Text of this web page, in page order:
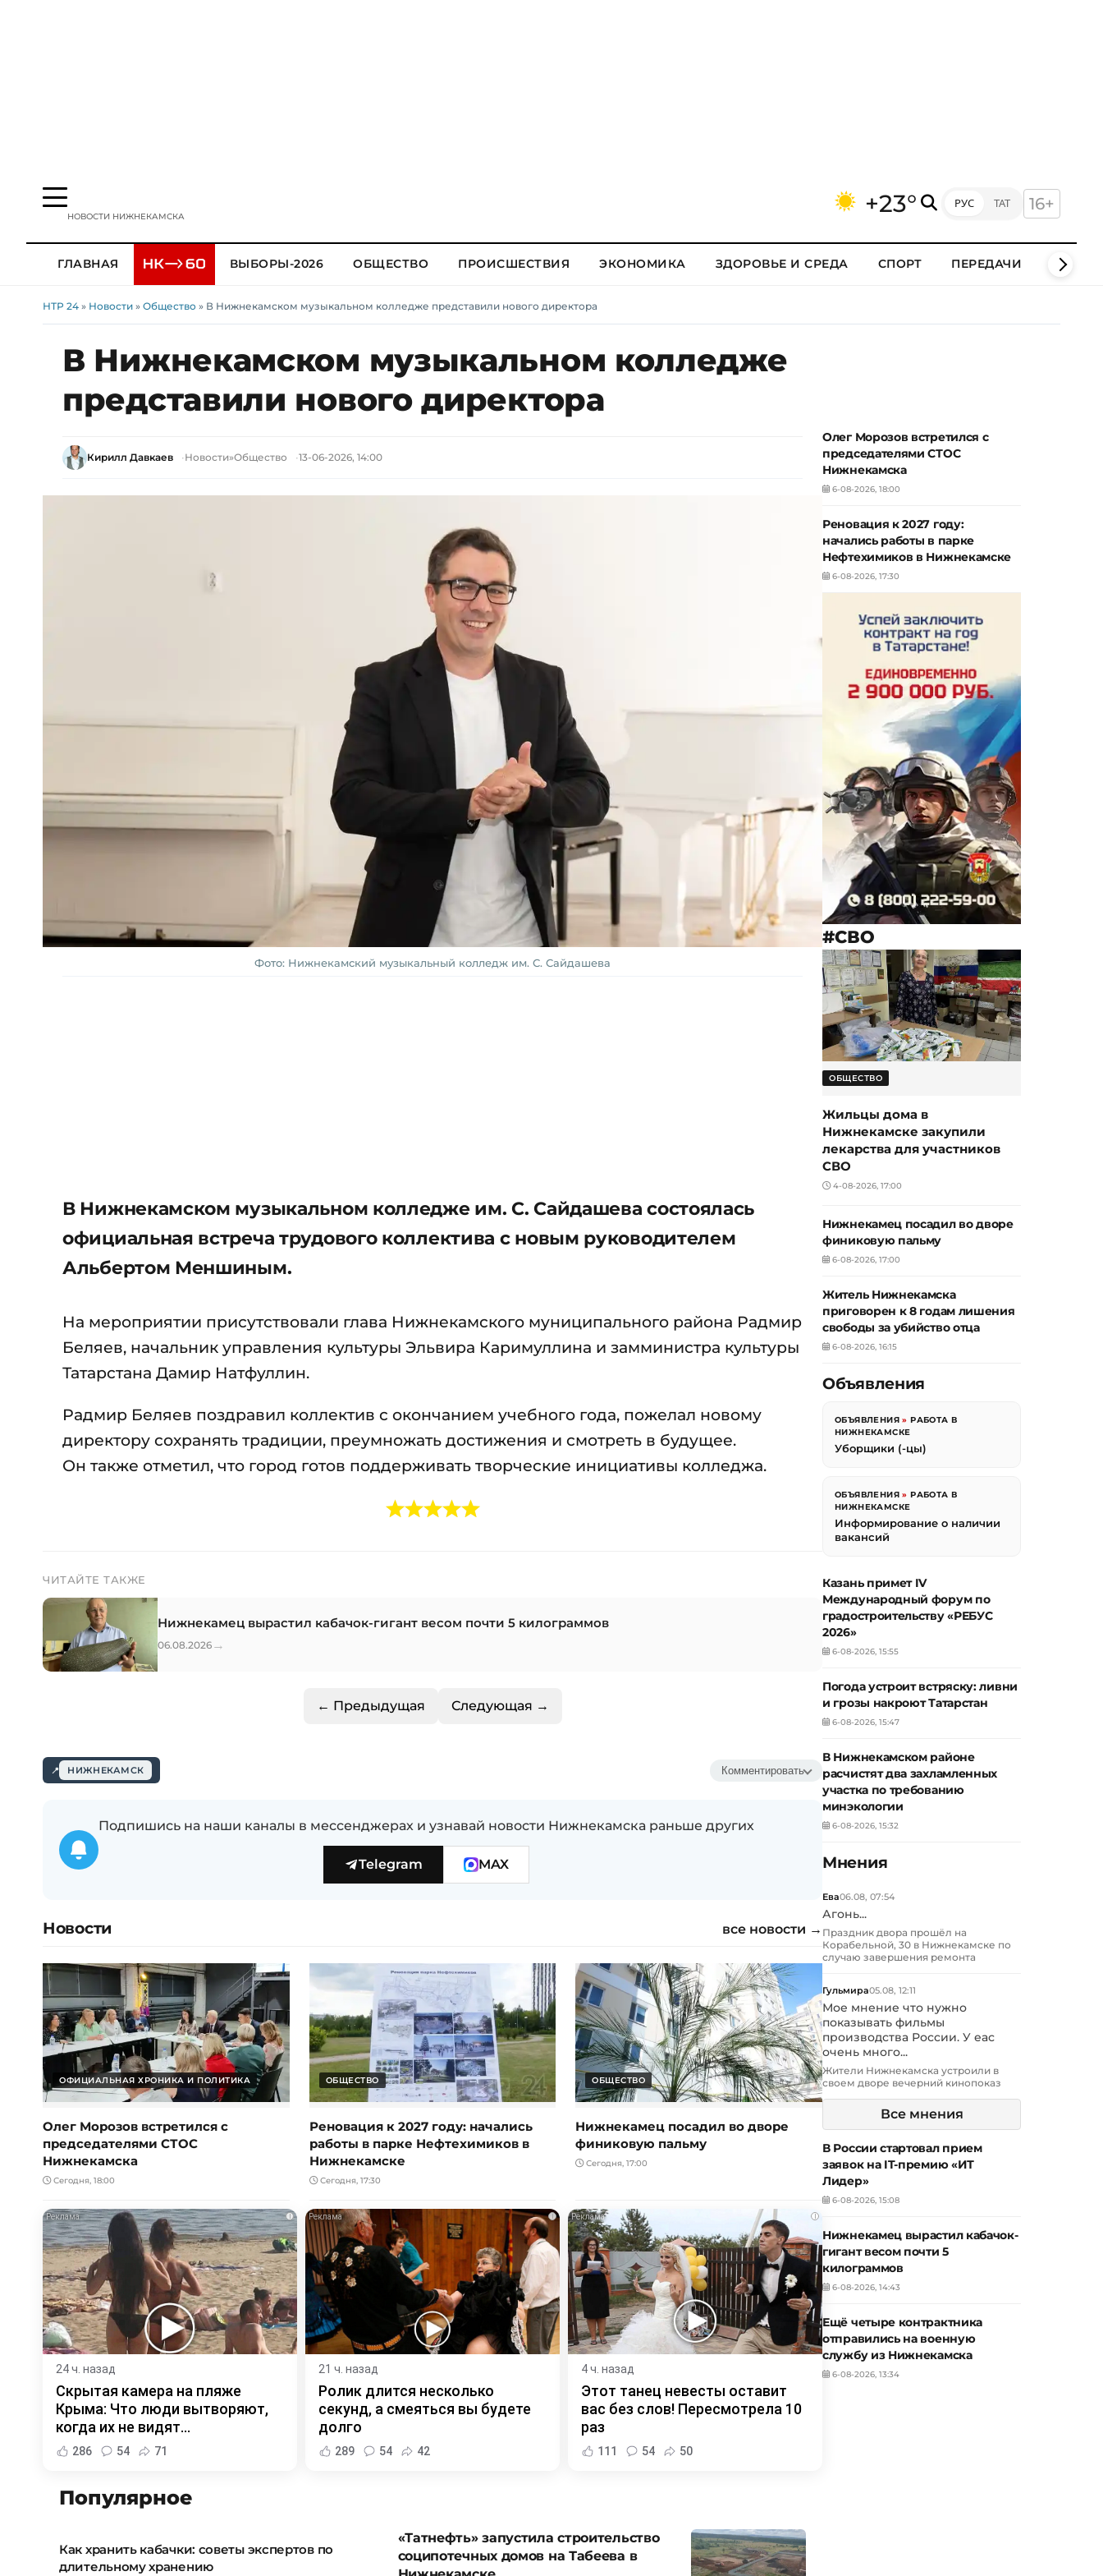
НОВОСТИ НИЖНЕКАМСКА +23° РУС ТАТ 16+
ГЛАВНАЯ ВЫБОРЫ-2026 ОБЩЕСТВО ПРОИСШЕСТВИЯ ЭКОНОМИКА ЗДОРОВЬЕ И СРЕДА СПОРТ ПЕРЕДАЧИ КЛИПЫ
НТР 24 » Новости » Общество » В Нижнекамском музыкальном колледже представили нового директора
В Нижнекамском музыкальном колледже
представили нового директора
Кирилл Давкаев Новости»Общество 13-06-2026, 14:00
Фото: Нижнекамский музыкальный колледж им. С. Сайдашева
В Нижнекамском музыкальном колледже им. С. Сайдашева состоялась
официальная встреча трудового коллектива с новым руководителем
Альбертом Меншиным.
На мероприятии присутствовали глава Нижнекамского муниципального района Радмир
Беляев, начальник управления культуры Эльвира Каримуллина и замминистра культуры
Татарстана Дамир Натфуллин.
Радмир Беляев поздравил коллектив с окончанием учебного года, пожелал новому
директору сохранять традиции, преумножать достижения и смотреть в будущее.
Он также отметил, что город готов поддерживать творческие инициативы колледжа.
ЧИТАЙТЕ ТАКЖЕ
Нижнекамец вырастил кабачок-гигант весом почти 5 килограммов
06.08.2026 →
← Предыдущая Следующая →
НИЖНЕКАМСК Комментировать
Подпишись на наши каналы в мессенджерах и узнавай новости Нижнекамска раньше других
Telegram MAX
Новости все новости →
ОФИЦИАЛЬНАЯ ХРОНИКА И ПОЛИТИКА
Олег Морозов встретился с
председателями СТОС
Нижнекамска
Сегодня, 18:00
ОБЩЕСТВО
Реновация к 2027 году: начались
работы в парке Нефтехимиков в
Нижнекамске
Сегодня, 17:30
ОБЩЕСТВО
Нижнекамец посадил во дворе
финиковую пальму
Сегодня, 17:00
i
24 ч. назад
Скрытая камера на пляже
Крыма: Что люди вытворяют,
когда их не видят...
286 54 71
i
21 ч. назад
Ролик длится несколько
секунд, а смеяться вы будете
долго
289 54 42
i
4 ч. назад
Этот танец невесты оставит
вас без слов! Пересмотрела 10
раз
111 54 50
Популярное
Как хранить кабачки: советы экспертов по
длительному хранению
«Татнефть» запустила строительство
соципотечных домов на Табеева в
Олег Морозов встретился с
председателями СТОС
Нижнекамска
6-08-2026, 18:00
Реновация к 2027 году:
начались работы в парке
Нефтехимиков в Нижнекамске
6-08-2026, 17:30
#СВО
ОБЩЕСТВО
Жильцы дома в
Нижнекамске закупили
лекарства для участников
СВО
4-08-2026, 17:00
Нижнекамец посадил во дворе
финиковую пальму
6-08-2026, 17:00
Житель Нижнекамска
приговорен к 8 годам лишения
свободы за убийство отца
6-08-2026, 16:15
Объявления
ОБЪЯВЛЕНИЯ »РАБОТА В
НИЖНЕКАМСКЕ
Уборщики (-цы)
ОБЪЯВЛЕНИЯ »РАБОТА В
НИЖНЕКАМСКЕ
Информирование о наличии
вакансий
Казань примет IV
Международный форум по
градостроительству «РЕБУС
2026»
6-08-2026, 15:55
Погода устроит встряску: ливни
и грозы накроют Татарстан
6-08-2026, 15:47
В Нижнекамском районе
расчистят два захламленных
участка по требованию
минэкологии
6-08-2026, 15:32
Мнения
Ева06.08, 07:54
Агонь...
Праздник двора прошёл на
Корабельной, 30 в Нижнекамске по
случаю завершения ремонта
Гульмира05.08, 12:11
Мое мнение что нужно
показывать фильмы
производства России. У еас
очень много...
Жители Нижнекамска устроили в
своем дворе вечерний кинопоказ
Все мнения
В России стартовал прием
заявок на IT-премию «ИТ
Лидер»
6-08-2026, 15:08
Нижнекамец вырастил кабачок-
гигант весом почти 5
килограммов
6-08-2026, 14:43
Ещё четыре контрактника
отправились на военную
службу из Нижнекамска
6-08-2026, 13:34